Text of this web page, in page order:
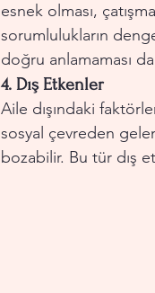
esnek olması,
sorumlulukların
doğru anlamaması
4. Dış Etkenler
Aile dışındaki
sosyal çevreden
bozabilir. Bu tür dış